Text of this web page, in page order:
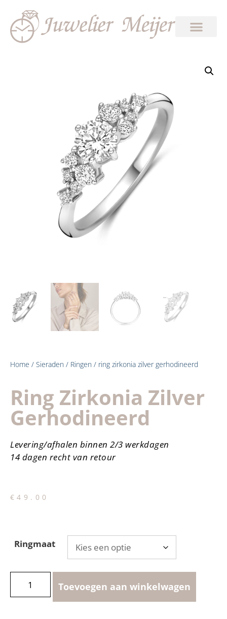
Home / Sieraden / Ringen / ring zirkonia zilver gerhodineerd
Ring Zirkonia Zilver
Gerhodineerd
Levering/afhalen binnen 2/3 werkdagen
14 dagen recht van retour
€49.00
Ringmaat
Toevoegen aan winkelwagen